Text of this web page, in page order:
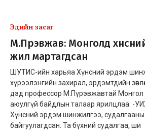
Эдийн засаг
М.Пүрэвжав: Монголд
жил мартагдсан
ШУТИС-ийн харьяа Хүнсний эрдэм
хүрээлэнгийн захирал, эрдэмтдийн
дэд профессор М.Пүрэвжавтай Монгол
аюулгүй байдлын талаар ярилцлаа. -
Хүнсний эрдэм шинжилгээ, судалгааны
байгуулагдсан. Та бүхний судалгаа, ши